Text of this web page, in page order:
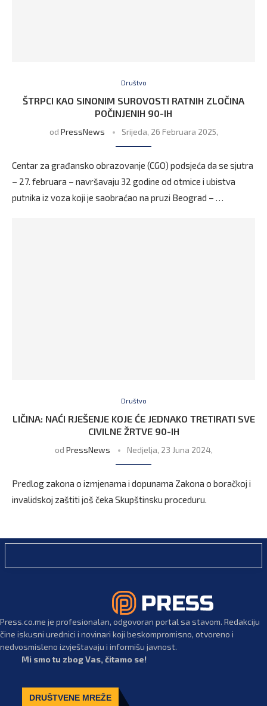
Društvo
ŠTRPCI KAO SINONIM SUROVOSTI RATNIH ZLOČINA
POČINJENIH 90-IH
od PressNews Srijeda, 26 Februara 2025,
Centar za građansko obrazovanje (CGO) podsjeća da se sjutra
– 27. februara – navršavaju 32 godine od otmice i ubistva
putnika iz voza koji je saobraćao na pruzi Beograd – …
Društvo
LIČINA: NAĆI RJEŠENJE KOJE ĆE JEDNAKO TRETIRATI SVE
CIVILNE ŽRTVE 90-IH
od PressNews Nedjelja, 23 Juna 2024,
Predlog zakona o izmjenama i dopunama Zakona o boračkoj i
invalidskoj zaštiti još čeka Skupštinsku proceduru.
Press.co.me je profesionalan, odgovoran portal sa stavom. Redakciju
čine iskusni urednici i novinari koji beskompromisno, otvoreno i
nedvosmisleno izvještavaju i informišu javnost.
Mi smo tu zbog Vas, čitamo se!
DRUŠTVENE MREŽE